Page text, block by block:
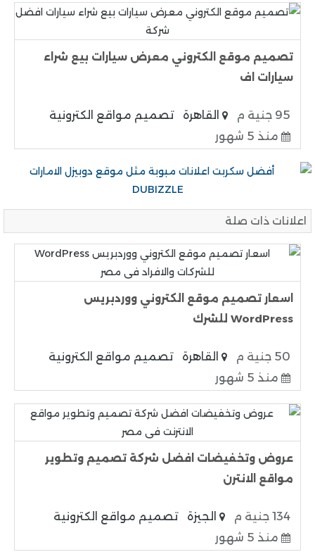
تصميم موقع الكتروني معرض سيارات بيع شراء
سيارات اف
95 جنية م القاهرة
تصميم مواقع الكترونية
منذ 5 شهور
اعلانات ذات صلة
اسعار تصميم موقع الكتروني ووردبريس
WordPress للشرك
50 جنية م القاهرة
تصميم مواقع الكترونية
منذ 5 شهور
عروض وتخفيضات افضل شركة تصميم وتطوير
مواقع الانترن
134 جنية م الجيزة
تصميم مواقع الكترونية
منذ 5 شهور